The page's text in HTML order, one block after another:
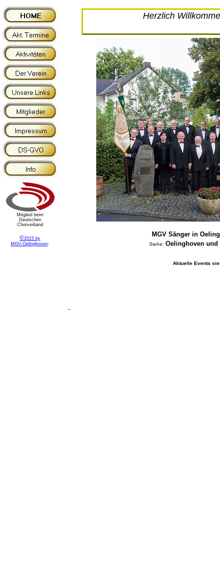
MGV Sänger in
Siehe: Oelinghoven und
Aktuelle Events
Herzlich
Mitglied beim
Deutschen
Chorverband
©2015 by
MGV-Oelinghoven-